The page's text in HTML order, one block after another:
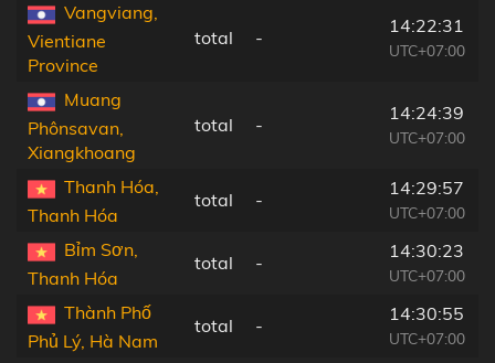
Vangviang,
Vientiane
Province
total -
14:22:31
UTC+07:00
Muang
Phônsavan,
Xiangkhoang
total -
14:24:39
UTC+07:00
Thanh Hóa,
Thanh Hóa
total -
14:29:57
UTC+07:00
Bỉm Sơn,
Thanh Hóa
total -
14:30:23
UTC+07:00
Thành Phố
Phủ Lý, Hà Nam
total -
14:30:55
UTC+07:00